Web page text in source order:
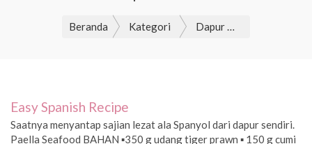
Beranda Kategori Dapur Ummi
Easy Spanish Recipe
Saatnya menyantap sajian lezat ala Spanyol dari dapur sendiri.
Paella Seafood BAHAN ▪350 g udang tiger prawn ▪ 150 g cumi